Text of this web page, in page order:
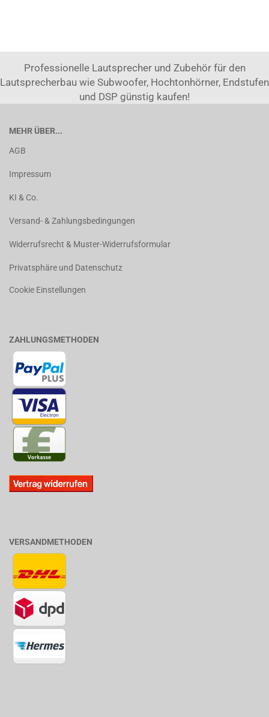
Professionelle Lautsprecher und Zubehör für den
Lautsprecherbau wie Subwoofer, Hochtonhörner, Endstufen
und DSP günstig kaufen!
MEHR ÜBER...
AGB
Impressum
KI & Co.
Versand- & Zahlungsbedingungen
Widerrufsrecht & Muster-Widerrufsformular
Privatsphäre und Datenschutz
Cookie Einstellungen
ZAHLUNGSMETHODEN
VERSANDMETHODEN